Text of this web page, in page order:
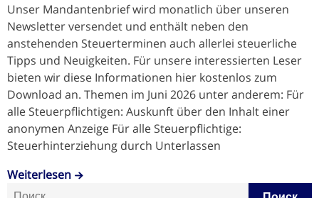
Unser Mandantenbrief wird monatlich über unseren
Newsletter versendet und enthält neben den
anstehenden Steuerterminen auch allerlei steuerliche
Tipps und Neuigkeiten. Für unsere interessierten Leser
bieten wir diese Informationen hier kostenlos zum
Download an. Themen im Juni 2026 unter anderem: Für
alle Steuerpflichtigen: Auskunft über den Inhalt einer
anonymen Anzeige Für alle Steuerpflichtige:
Steuerhinterziehung durch Unterlassen
Weiterlesen
Найти: